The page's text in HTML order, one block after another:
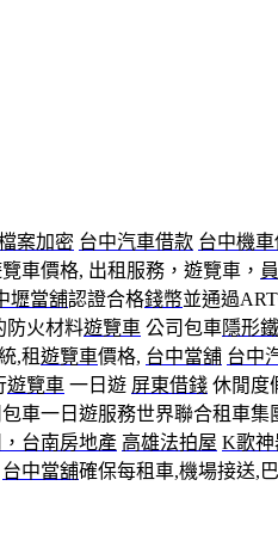
案加密 台中汽車借款 台中機
車價格, 出租服務，遊覽車，
壢當舖認證合格錢幣並通過
防火材料遊覽車 公司包車隱形
,租遊覽車價格, 台中當舖 台中
遊覽車 一日遊 屏東借錢 休閒度
車一日遊服務世界聯合租車
台南房地產 高雄法拍屋 K歌神
台中當舖確保每租車,機場接送,